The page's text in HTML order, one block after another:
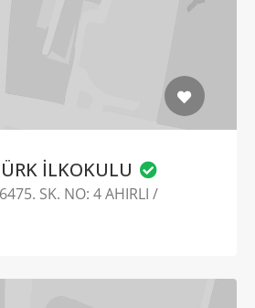
İLKOKULU
SK. NO: 4 AHIRLI /